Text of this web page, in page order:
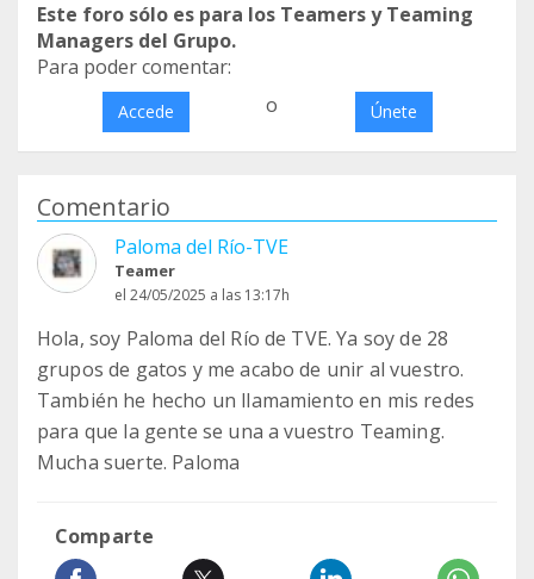
Este foro sólo es para los Teamers y Teaming
Managers del Grupo.
Para poder comentar:
Accede o Únete
Comentario
Paloma del Río-TVE
Teamer
el 24/05/2025 a las 13:17h
Hola, soy Paloma del Río de TVE. Ya soy de 28
grupos de gatos y me acabo de unir al vuestro.
También he hecho un llamamiento en mis redes
para que la gente se una a vuestro Teaming.
Mucha suerte. Paloma
Comparte